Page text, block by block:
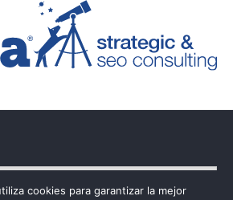
cookies para garantizar la mejor